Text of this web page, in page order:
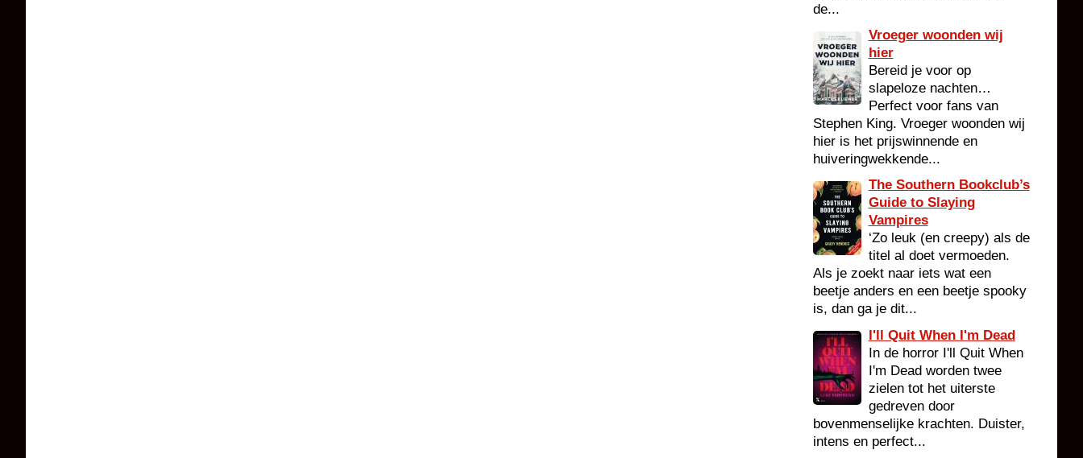
de...
Vroeger woonden wij
hier
Bereid je voor op
slapeloze nachten…
Perfect voor fans van
Stephen King. Vroeger woonden wij
hier is het prijswinnende en
huiveringwekkende...
The Southern Bookclub’s
Guide to Slaying
Vampires
‘Zo leuk (en creepy) als de
titel al doet vermoeden.
Als je zoekt naar iets wat een
beetje anders en een beetje spooky
is, dan ga je dit...
I'll Quit When I'm Dead
In de horror I'll Quit When
I'm Dead worden twee
zielen tot het uiterste
gedreven door
bovenmenselijke krachten. Duister,
intens en perfect...